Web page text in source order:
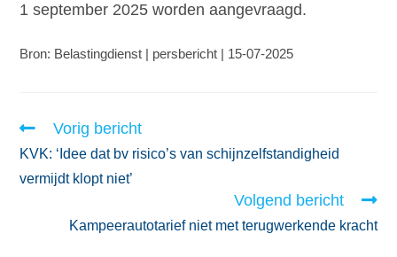
1 september 2025 worden aangevraagd.
Bron: Belastingdienst | persbericht | 15-07-2025
Vorig bericht
KVK: ‘Idee dat bv risico’s van schijnzelfstandigheid
vermijdt klopt niet’
Volgend bericht
Kampeerautotarief niet met terugwerkende kracht